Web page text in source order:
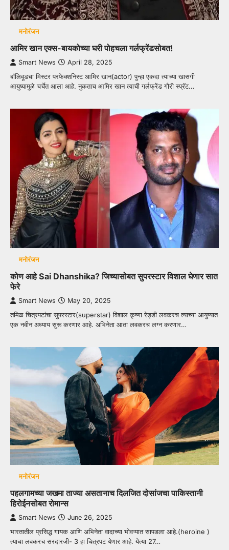
मनोरंजन
आमिर खान एक्स-बायकोच्या घरी पोहचला गर्लफ्रेंडसोबत!
Smart News April 28, 2025
बॉलिवूडचा मिस्टर परफेक्शनिस्ट आमिर खान(actor) पुन्हा एकदा त्याच्या खासगी
आयुष्यामुळे चर्चेत आला आहे. नुकताच आमिर खान त्याची गर्लफ्रेंड गौरी स्प्रॅट…
मनोरंजन
कोण आहे Sai Dhanshika? जिच्यासोबत सुपरस्टार विशाल घेणार सात
फेरे
Smart News May 20, 2025
तमिळ चित्रपटांचा सुपरस्टार(superstar) विशाल कृष्णा रेड्डी लवकरच त्याच्या आयुष्यात
एक नवीन अध्याय सुरू करणार आहे. अभिनेता आता लवकरच लग्न करणार…
मनोरंजन
पहलगामच्या जखमा ताज्या असतानाच दिलजित दोसांजचा पाकिस्तानी
हिरोईनसोबत रोमान्स
Smart News June 26, 2025
भारतातील प्रसिद्ध गायक आणि अभिनेता वादाच्या भोवऱ्यात सापडला आहे.(heroine )
त्याचा लवकरच सरदारजी- 3 हा चित्रपट येणार आहे. येत्या 27…